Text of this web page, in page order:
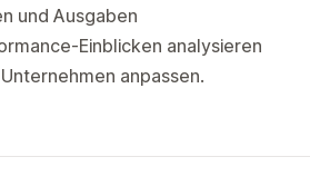
und Ausgaben
Einblicken analysieren
anpassen.